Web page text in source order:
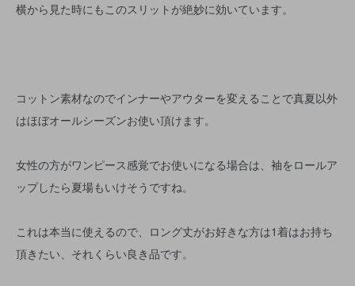
横から見た時にもこのスリットが絶妙に効いています。
コットン素材なのでインナーやアウターを変えることで真夏以外
はほぼオールシーズンお使い頂けます。
女性の方がワンピース感覚でお使いになる場合は、袖をロールア
ップしたら夏場もいけそうですね。
これは本当に使えるので、ロング丈がお好きな方は1着はお持ち
頂きたい、それくらい良き品です。